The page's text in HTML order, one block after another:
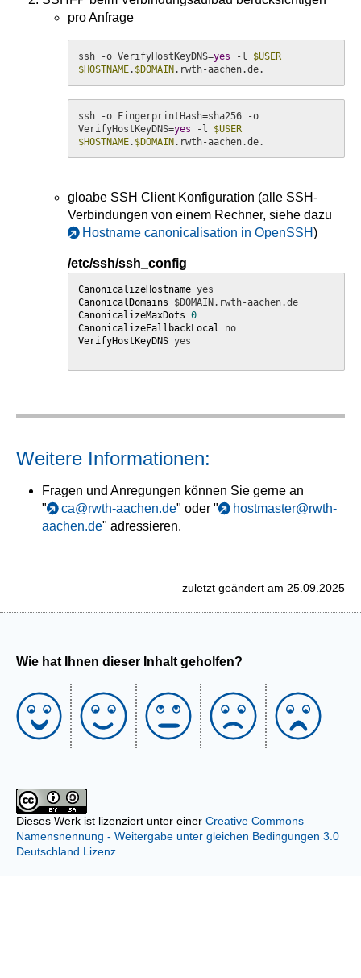
pro Anfrage
ssh -o VerifyHostKeyDNS=yes -l $USER
$HOSTNAME. $DOMAIN.rwth-aachen.de.
ssh -o FingerprintHash=sha256 -o
VerifyHostKeyDNS=yes -l $USER
$HOSTNAME. $DOMAIN.rwth-aachen.de.
gloabe SSH Client Konfiguration (alle SSH-
Verbindungen von einem Rechner, siehe dazu
Hostname canonicalisation in OpenSSH )
/etc/ssh/ssh_config
CanonicalizeHostname
CanonicalDomains
$DOMAIN.rwth-aachen.de
CanonicalizeMaxDots 0
CanonicalizeFallbackLocal
no
VerifyHostKeyDNS yes
Weitere Informationen:
Fragen und Anregungen können Sie gerne an
"
ca@rwth-aachen.de" oder "
hostmaster@rwth-
aachen.de" adressieren.
zuletzt geändert am 25.09.2025
Wie hat Ihnen dieser Inhalt geholfen?
Dieses Werk ist lizenziert unter einer Creative Commons
Namensnennung - Weitergabe unter gleichen Bedingungen 3.0
Deutschland Lizenz